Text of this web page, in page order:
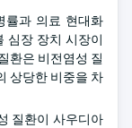
률과 의료 현대화
심장 장치 시장이
환은 비전염성 질
상당한 비중을 차
질환이 사우디아